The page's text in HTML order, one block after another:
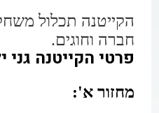
הקייטנה תכלול
חברה וחוגים.
פרטי הקייטנה גני
מחזור א':